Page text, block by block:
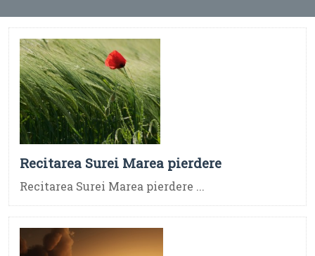
Recitarea Surei Marea pierdere
Recitarea Surei Marea pierdere ...